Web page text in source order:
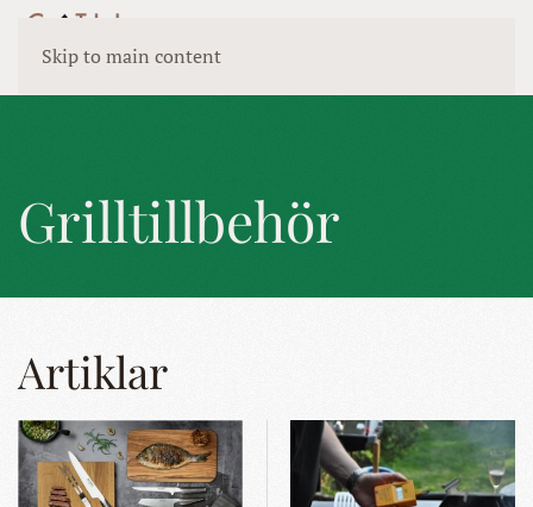
Skip to main content
Grilltillbehör
Artiklar